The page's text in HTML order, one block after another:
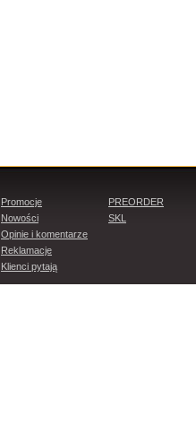
Promocje
Nowości
Opinie i komentarze
Reklamacje
Klienci pytają
PREORDER
SKL